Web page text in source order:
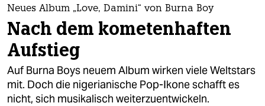
themen
politik
öko
gesellschaft
Neues Album „Love, Damini“ von Burna Boy
Nach dem kometenhaften
Aufstieg
Auf Burna Boys neuem Album wirken viele Weltstars
mit. Doch die nigerianische Pop-Ikone schafft es
nicht, sich musikalisch weiterzuentwickeln.